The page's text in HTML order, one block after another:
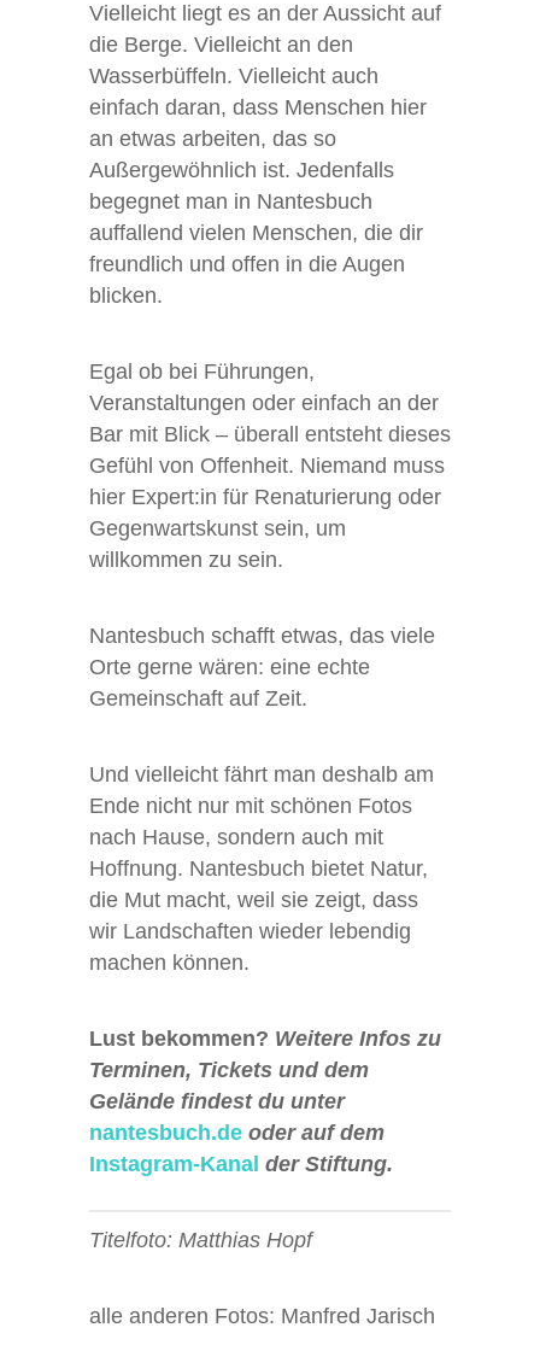
Vielleicht liegt es an der Aussicht auf
die Berge. Vielleicht an den
Wasserbüffeln. Vielleicht auch
einfach daran, dass Menschen hier
an etwas arbeiten, das so
Außergewöhnlich ist. Jedenfalls
begegnet man in Nantesbuch
auffallend vielen Menschen, die dir
freundlich und offen in die Augen
blicken.
Egal ob bei Führungen,
Veranstaltungen oder einfach an der
Bar mit Blick – überall entsteht dieses
Gefühl von Offenheit. Niemand muss
hier Expert:in für Renaturierung oder
Gegenwartskunst sein, um
willkommen zu sein.
Nantesbuch schafft etwas, das viele
Orte gerne wären: eine echte
Gemeinschaft auf Zeit.
Und vielleicht fährt man deshalb am
Ende nicht nur mit schönen Fotos
nach Hause, sondern auch mit
Hoffnung. Nantesbuch bietet Natur,
die Mut macht, weil sie zeigt, dass
wir Landschaften wieder lebendig
machen können.
Lust bekommen? Weitere Infos zu
Terminen, Tickets und dem
Gelände findest du unter
nantesbuch.de oder auf dem
Instagram-Kanal der Stiftung.
Titelfoto: Matthias Hopf
alle anderen Fotos: Manfred Jarisch